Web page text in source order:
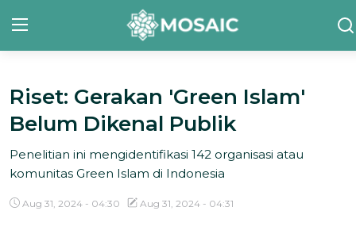
Contact
Tentang Kami
Risalah
Team Kami
Riset: Gerakan 'Green Islam'
Belum Dikenal Publik
Penelitian ini mengidentifikasi 142 organisasi atau
komunitas Green Islam di Indonesia
Aug 31, 2024 - 04:30 Aug 31, 2024 - 04:31